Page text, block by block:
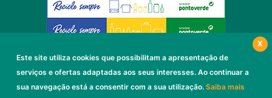
Este site utiliza cookies que possibilitam a apresentação de
serviços e ofertas adaptadas aos seus interesses. Ao continuar a
sua navegação está a consentir com a sua utilização.Saiba mais
X
© 2024 - Eurogrip - Produtos de
Embalagem, Lda